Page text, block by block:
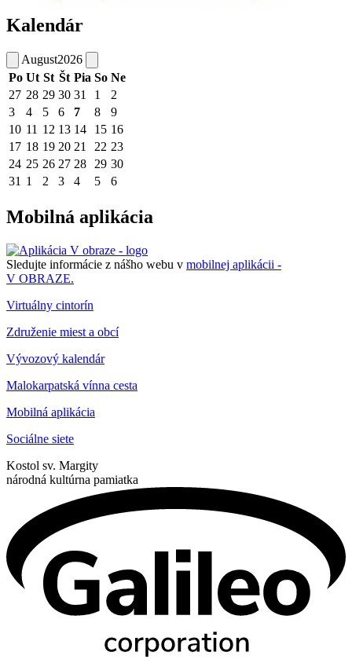
Kalendár
August2026
Po Ut St Št Pia So Ne
27 28 29 30 31 1
2
3
4 5 6 7 8
9
10 11 12 13 14 15 16
17 18 19 20 21 22 23
24 25 26 27 28 29 30
31 1 2 3 4 5 6
Mobilná aplikácia
Sledujte informácie z nášho webu v mobilnej aplikácii -
V OBRAZE.
Virtuálny cintorín
Združenie miest a obcí
Vývozový kalendár
Malokarpatská vínna cesta
Mobilná aplikácia
Sociálne siete
Kostol sv. Margity
národná kultúrna pamiatka